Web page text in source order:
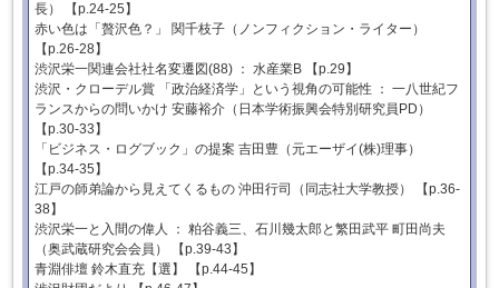
長） 【p.24-25】
赤い色は「贅沢色？」 関千枝子（ノンフィクション・ライター）
【p.26-28】
渋沢栄一関連会社社名変遷図(88) ： 水産業B 【p.29】
渋沢・クローデル賞 「政治経済学」という視角の可能性 ： 一八世紀フ
ランスからの問いかけ 安藤裕介（日本学術振興会特別研究員PD）
【p.30-33】
「ビジネス・ログブック」の提案 吉田豊（元エーザイ(株)理事）
【p.34-35】
江戸の師弟論から見えてくるもの 沖田行司（同志社大学教授） 【p.36-
38】
渋沢栄一と入間の偉人 ： 粕谷義三、石川幾太郎と繁田武平 町田尚夫
（奥武蔵研究会会員） 【p.39-43】
青淵俳壇 鈴木直充【選】 【p.44-45】